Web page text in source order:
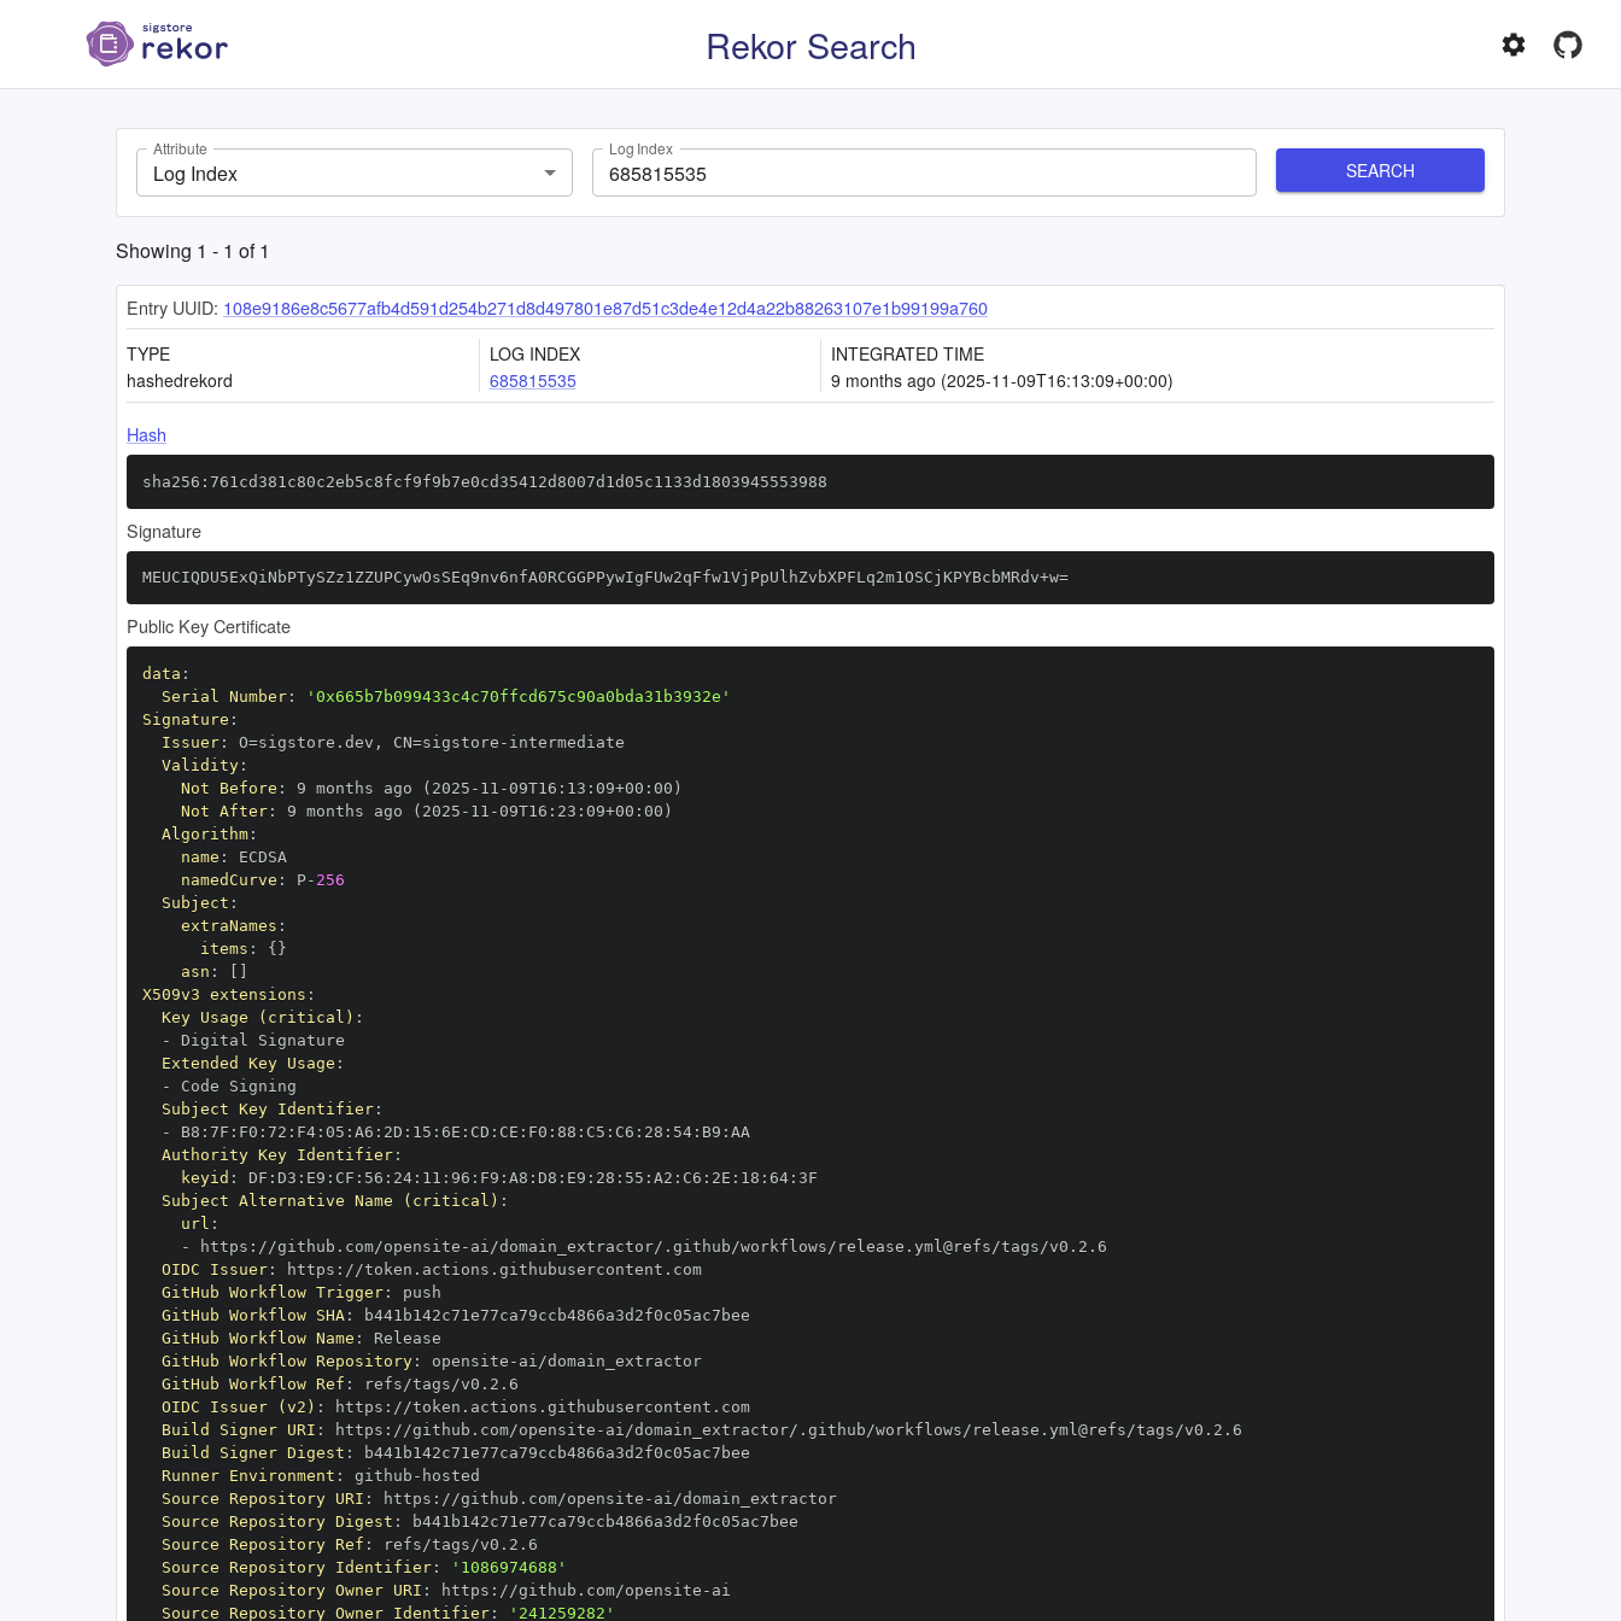
Rekor Search
Attribute
Log Index
Log Index
SEARCH
Showing 1 - 1 of1
Entry UUID: 108e9186e8c5677afb4d591d254b271d8d497801e87d51c3de4e12d4a22b88263107e1b99199a760
TYPE
hashedrekord
LOG INDEX
685815535
INTEGRATED TIME
9 months ago (2025-11-09T16:13:09+00:00)
Hash
sha256:761cd381c80c2eb5c8fcf9f9b7e0cd35412d8007d1d05c1133d1803945553988
Signature
MEUCIQDU5ExQiNbPTySZz1ZZUPCywOsSEq9nv6nfA0RCGGPPywIgFUw2qFfw1VjPpUlhZvbXPFLq2m1OSCjKPYBcbMRdv+w=
Public Key Certificate
data :
Serial Number:
'0x665b7b099433c4c70ffcd675c90a0bda31b3932e'
Signature :
Issuer: O=sigstore.dev , CN=sigstore -
Validity:
Not Before : 9 months ago (2025 - 11 -09T16 : 13 : 09+00 :
Not After: 9 months ago (2025 - 11 -09T16 : 23 : 09+00 :
Algorithm:
name :
namedCurve : P- 256
Subject :
extraNames :
items : { }
asn :
X509v3 extensions :
Key Usage (critical) :
-
Extended Key Usage :
-
Subject Key Identifier:
-
B8 : 7F : F0 : 72 : F4: 05 : A6 : 2D : 15 : 6E : CD : CE : F0 : 88 : C5 : C6 : 28 : 54: B9 :
Authority Key Identifier:
keyid : DF : D3 : E9 : CF : 56 : 24: 11 : 96 : F9 : A8 : D8 : E9 : 28 : 55 : A2 : C6 : 2E : 18 : 64:
Subject Alternative Name (critical) :
url :
-
https : //github.com/opensite -
OIDC Issuer: https :
//token.actions.githubusercontent.com
GitHub Workflow Trigger:
GitHub Workflow SHA:
GitHub Workflow Name :
GitHub Workflow Repository: opensite -
ai/domain_extractor
GitHub Workflow Ref :
OIDC Issuer (v2) : https :
//token.actions.githubusercontent.com
Build Signer URI : https : //github.com/opensite -
Build Signer Digest :
Runner Environment : github -
Source Repository URI : https : //github.com/opensite -
ai/domain_extractor
Source Repository Digest :
Source Repository Ref :
Source Repository Identifier:
'1086974688'
Source Repository Owner URI : https : //github.com/opensite -
Source Repository Owner Identifier: '241259282'